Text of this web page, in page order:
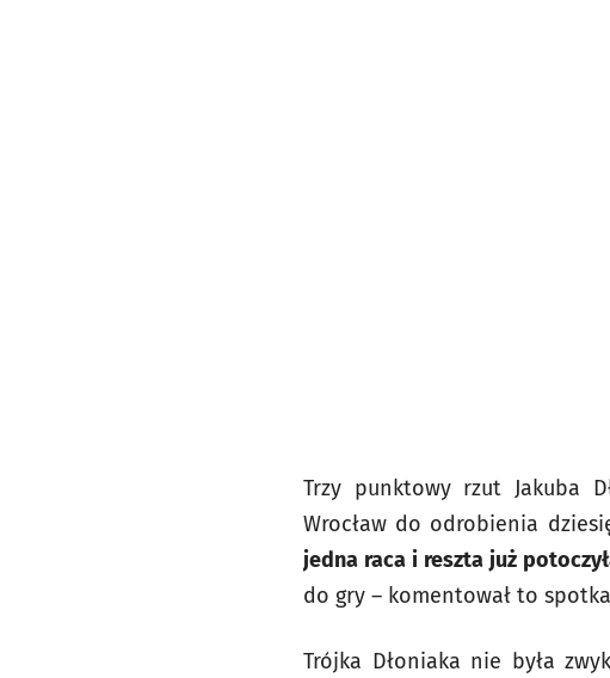
Trzy punktowy rzut Jakuba
Wrocław do odrobienia
jedna raca i reszta już
do gry – komentował to
Trójka Dłoniaka nie była